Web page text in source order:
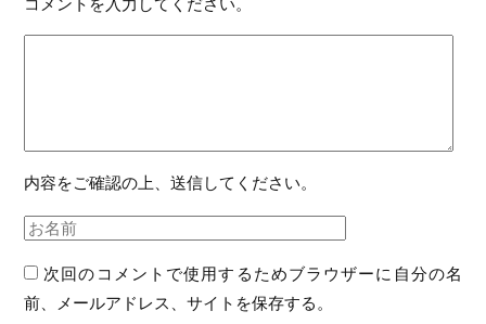
コメントを入力してください。
内容をご確認の上、送信してください。
次回のコメントで使用するためブラウザーに自分の名
前、メールアドレス、サイトを保存する。